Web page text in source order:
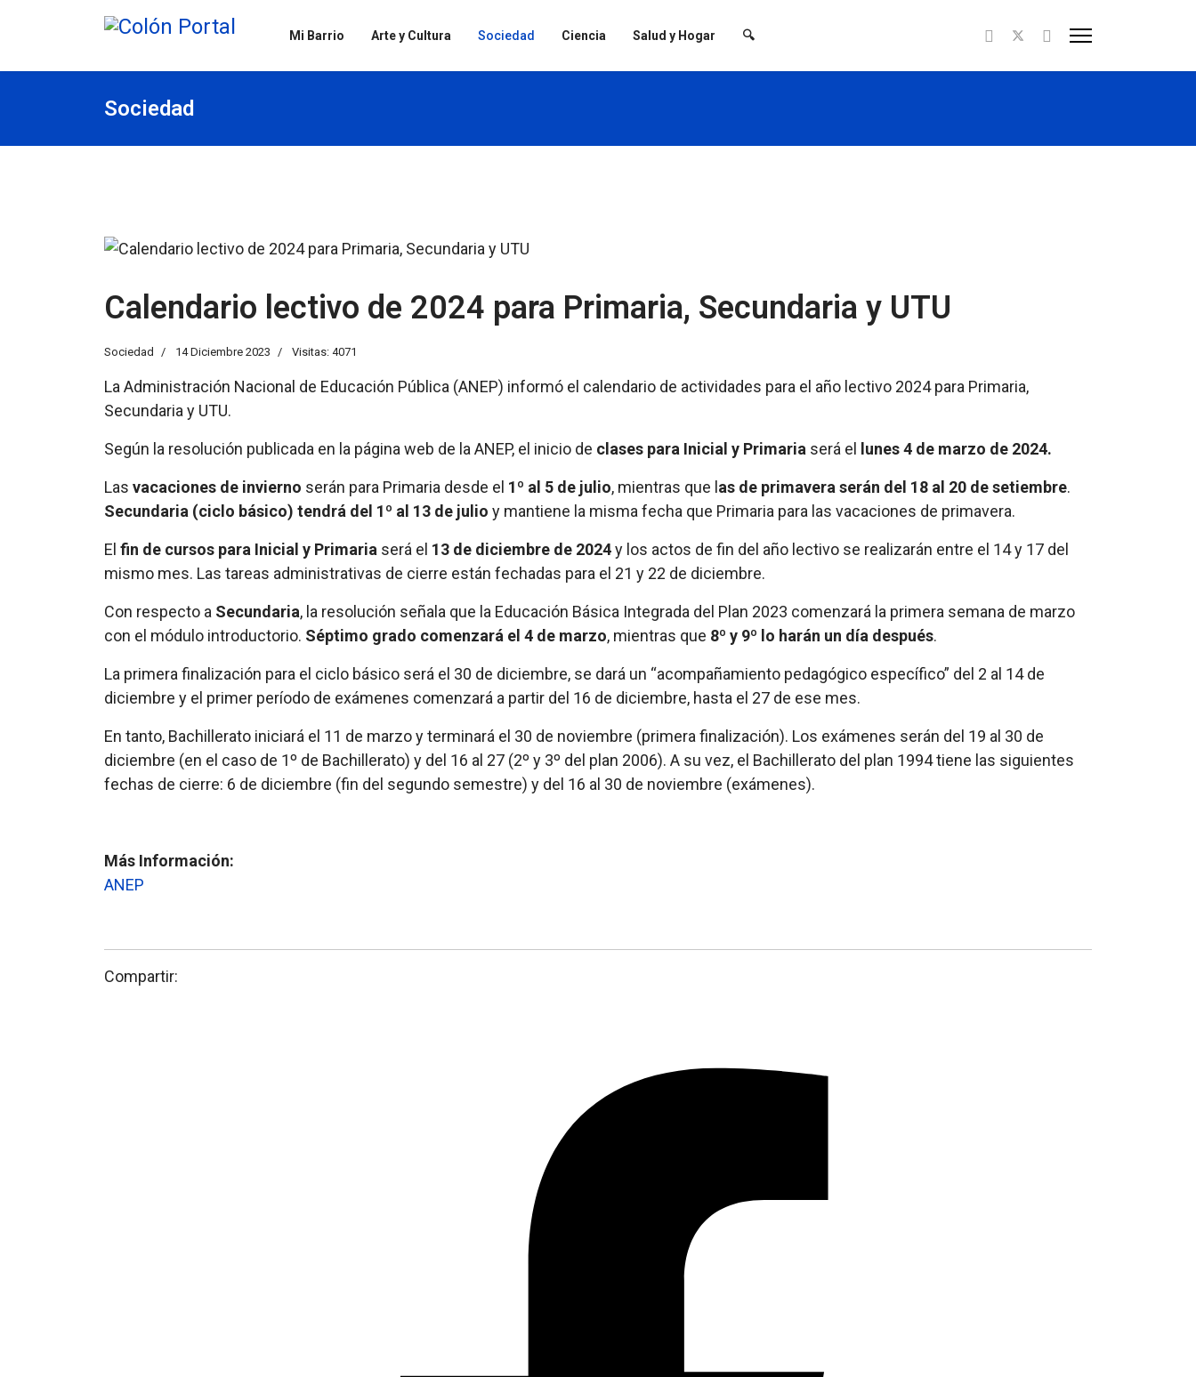
Mi Barrio Arte y Cultura Sociedad Ciencia Salud y Hogar 🔍
Sociedad
Calendario lectivo de 2024 para Primaria, Secundaria y UTU
Sociedad 14 Diciembre 2023 Visitas: 4071
La Administración Nacional de Educación Pública (ANEP) informó el calendario de actividades para el año lectivo 2024 para Primaria,
Secundaria y UTU.
Según la resolución publicada en la página web de la ANEP, el inicio de clases para Inicial y Primaria será el lunes 4 de marzo de 2024.
Las vacaciones de invierno serán para Primaria desde el 1º al 5 de julio, mientras que las de primavera serán del 18 al 20 de setiembre.
Secundaria (ciclo básico) tendrá del 1º al 13 de julio y mantiene la misma fecha que Primaria para las vacaciones de primavera.
El fin de cursos para Inicial y Primaria será el 13 de diciembre de 2024y los actos de fin del año lectivo se realizarán entre el 14 y 17 del
mismo mes. Las tareas administrativas de cierre están fechadas para el 21 y 22 de diciembre.
Con respecto a Secundaria, la resolución señala que la Educación Básica Integrada del Plan 2023 comenzará la primera semana de marzo
con el módulo introductorio. Séptimo grado comenzará el 4 de marzo, mientras que 8º y 9º lo harán un día después.
La primera finalización para el ciclo básico será el 30 de diciembre, se dará un “acompañamiento pedagógico específico” del 2 al 14 de
diciembre y el primer período de exámenes comenzará a partir del 16 de diciembre, hasta el 27 de ese mes.
En tanto, Bachillerato iniciará el 11 de marzo y terminará el 30 de noviembre (primera finalización). Los exámenes serán del 19 al 30 de
diciembre (en el caso de 1º de Bachillerato) y del 16 al 27 (2º y 3º del plan 2006). A su vez, el Bachillerato del plan 1994 tiene las siguientes
fechas de cierre: 6 de diciembre (fin del segundo semestre) y del 16 al 30 de noviembre (exámenes).
Más Información:
ANEP
Compartir: